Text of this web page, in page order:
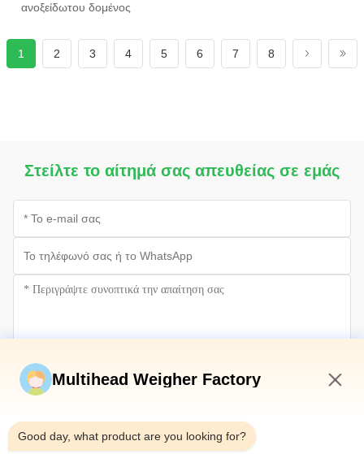
ανοξείδωτου δομένος
1 2 3 4 5 6 7 8
Στείλτε το αίτημά σας απευθείας σε εμάς
Υποβάλετε τώρα
Multihead Weigher Factory
Good day, what product are you looking for?